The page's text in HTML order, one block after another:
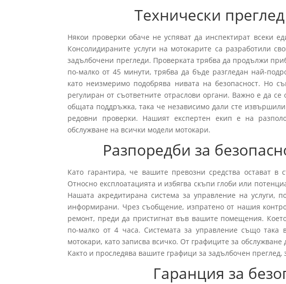
Технически
Някои проверки обаче не успяват да инспектират всеки
Консолидираните услуги на мотокарите са разработили
задълбочени прегледи. Проверката трябва да продължи
по-малко от 45 минути, трябва да бъде разгледан най-
като неизмеримо подобрява нивата на безопасност. Но
регулиран от съответните отраслови органи. Важно е да
общата поддръжка, така че независимо дали сте
редовни проверки. Нашият експертен екип е на
обслужване на всички модели мотокари.
Разпоредби за
Като гарантира, че вашите превозни средства остават в
Относно експлоатацията и избягва скъпи глоби или
Нашата акредитирана система за управление на
информирани. Чрез съобщение, изпратено от нашия
ремонт, преди да пристигнат във вашите помещения.
по-малко от 4 часа. Системата за управление също
мотокари, като записва всичко. От графиците за
Както и проследява вашите графици за задълбочен
Гаранция за